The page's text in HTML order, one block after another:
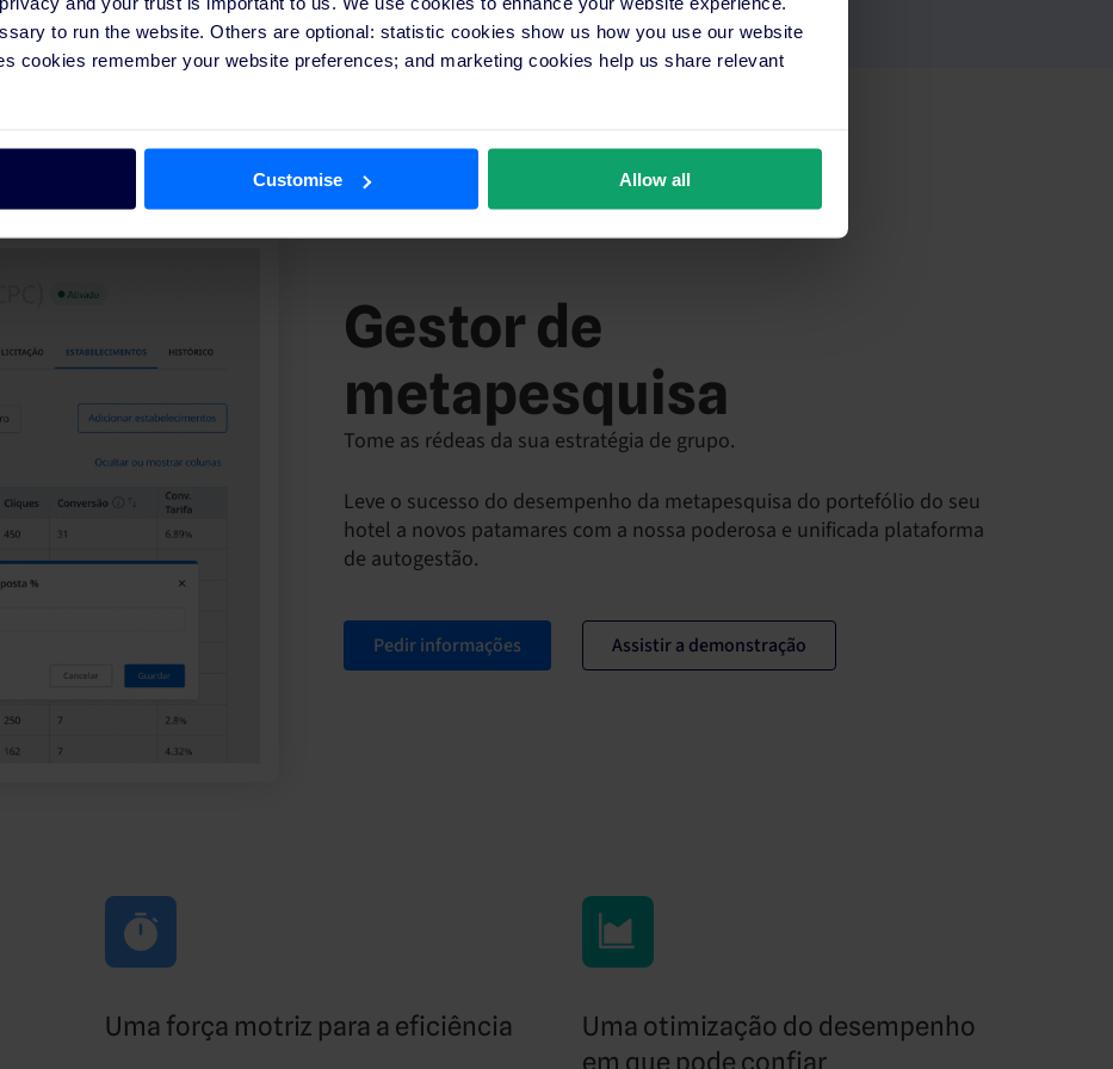
to run the website. Others are optional: statistic cookies show us how you use our website
cookies remember your website preferences; and marketing cookies help us share relevant
Customise Allow all
Gestor de
metapesquisa
Tome as rédeas da sua estratégia de grupo.
Leve o sucesso do desempenho da metapesquisa do portefólio do seu
hotel a novos patamares com a nossa poderosa e unificada plataforma
de autogestão.
Pedir informações Assistir a demonstração
Uma força motriz para a eficiência
Uma otimização do desempenho
em que pode confiar